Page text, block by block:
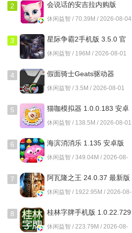
2
会说话的安吉拉内购版
3195 安卓版
休闲益智 / 70.39M / 2026-08-04
3
星际争霸2手机版 3.5.0 官
方版
休闲益智 / 196M / 2026-08-01
4
假面骑士Geats驱动器
1.0.0 安卓版
休闲益智 / 3.5M / 2026-08-01
5
猫咖模拟器 1.0.0.183 安卓
版
休闲益智 / 138.5M / 2026-08-01
6 海滨消消乐 1.135 安卓版
休闲益智 / 349.04M / 2026-08-
7 阿瓦隆之王 24.0.37 最新版
休闲益智 / 1922.95M / 2026-08-
8
桂林字牌手机版 1.0.22.729
最新版
休闲益智 / 223.79M / 2026-08-